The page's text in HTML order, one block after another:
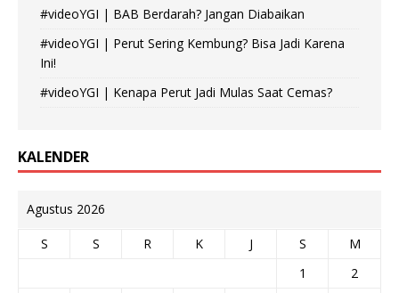
#videoYGI | BAB Berdarah? Jangan Diabaikan
#videoYGI | Perut Sering Kembung? Bisa Jadi Karena
Ini!
#videoYGI | Kenapa Perut Jadi Mulas Saat Cemas?
KALENDER
Agustus 2026
S S R K J S
M
1
2